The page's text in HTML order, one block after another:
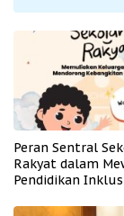
Peran Sentral
Rakyat dalam
Pendidikan